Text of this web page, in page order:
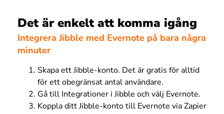
Det är enkelt att komma igång
Integrera Jibble med Evernote på bara några
minuter
Skapa ett Jibble-konto. Det är gratis för alltid
för ett obegränsat antal användare.
Gå till Integrationer i Jibble och välj Evernote.
Koppla ditt Jibble-konto till Evernote via Zapier